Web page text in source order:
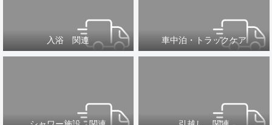
入浴 関連 車中泊・トラックケア